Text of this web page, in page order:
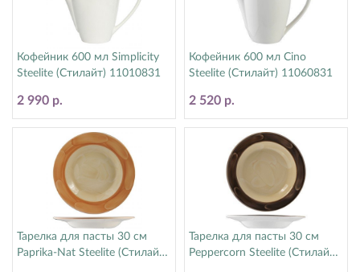
Кофейник 600 мл Simplicity
Steelite (Стилайт) 11010831
2 990 р.
Кофейник 600 мл Cino
Steelite (Стилайт) 11060831
2 520 р.
Тарелка для пасты 30 см
Paprika-Nat Steelite (Стилайт)
Тарелка для пасты 30 см
Peppercorn Steelite (Стилайт)